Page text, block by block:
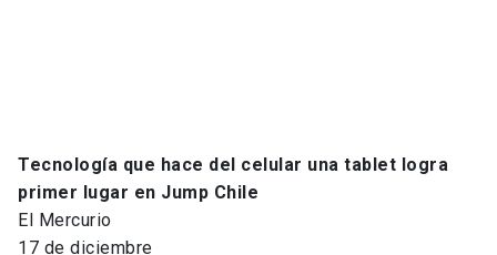
Tecnología que hace del celular una tablet logra
primer lugar en Jump Chile
El Mercurio
17 de diciembre